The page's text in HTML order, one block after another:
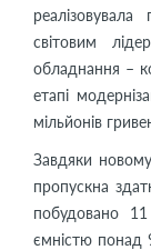
світовим
обладнання –
етапі
мільйонів
Завдяки
пропускна
побудовано 11
ємністю понад